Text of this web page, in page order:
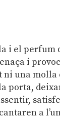
i el
i
una molla
porta,
a